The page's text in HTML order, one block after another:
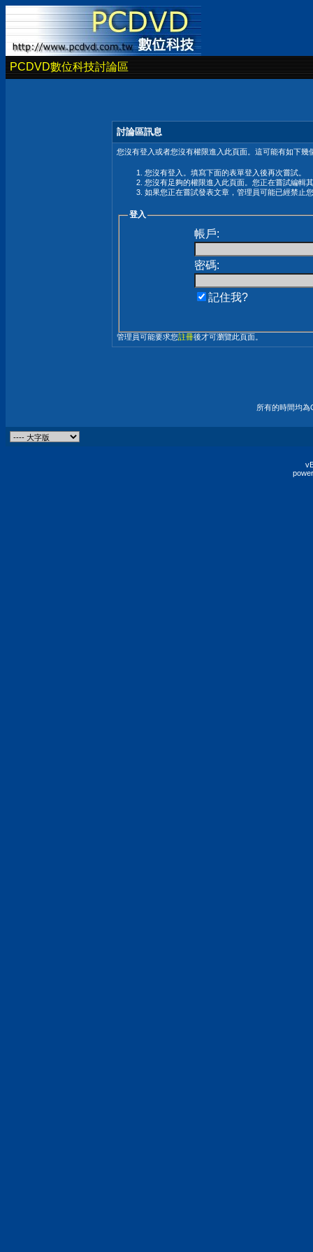
PCDVD數位科技討論區
討論區訊息
您沒有登入或者您沒有權限進入此頁面。這可能有如下幾
您沒有登入。填寫下面的表單登入後再次嘗試。
您沒有足夠的權限進入此頁面。您正在嘗試編輯
如果您正在嘗試發表文章，管理員可能已經禁止
登入
帳戶:
密碼:
記住我?
管理員可能要求您註冊後才可瀏覽此頁面。
所有的時間均為